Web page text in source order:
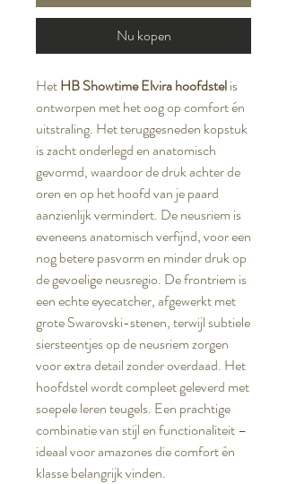
Nu kopen
HetHB Showtime Elvira hoofdstelis
ontworpen met het oog op comfort én
uitstraling. Het teruggesneden kopstuk
is zacht onderlegd en anatomisch
gevormd, waardoor de druk achter de
oren en op het hoofd van je paard
aanzienlijk vermindert. De neusriem is
eveneens anatomisch verfijnd, voor een
nog betere pasvorm en minder druk op
de gevoelige neusregio. De frontriem is
een echte eyecatcher, afgewerkt met
grote Swarovski-stenen, terwijl subtiele
siersteentjes op de neusriem zorgen
voor extra detail zonder overdaad. Het
hoofdstel wordt compleet geleverd met
soepele leren teugels. Een prachtige
combinatie van stijl en functionaliteit –
ideaal voor amazones die comfort én
klasse belangrijk vinden.